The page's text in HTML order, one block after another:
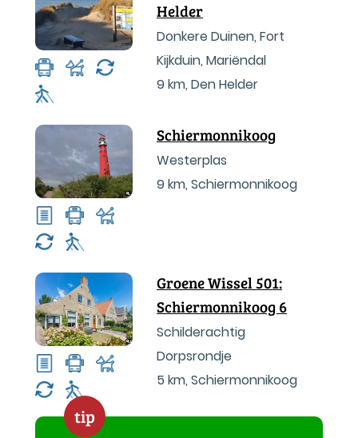
Helder
Donkere Duinen, Fort
Kijkduin, Mariëndal
9 km, Den Helder
Schiermonnikoog
Westerplas
9 km, Schiermonnikoog
Groene Wissel 501:
Schiermonnikoog 6
Schilderachtig
Dorpsrondje
5 km, Schiermonnikoog
tip